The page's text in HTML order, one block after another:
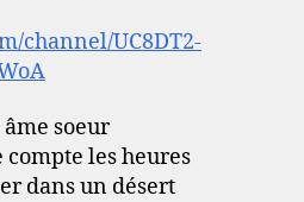
channel/UC8DT2-
soeur
compte les heures
dans un désert